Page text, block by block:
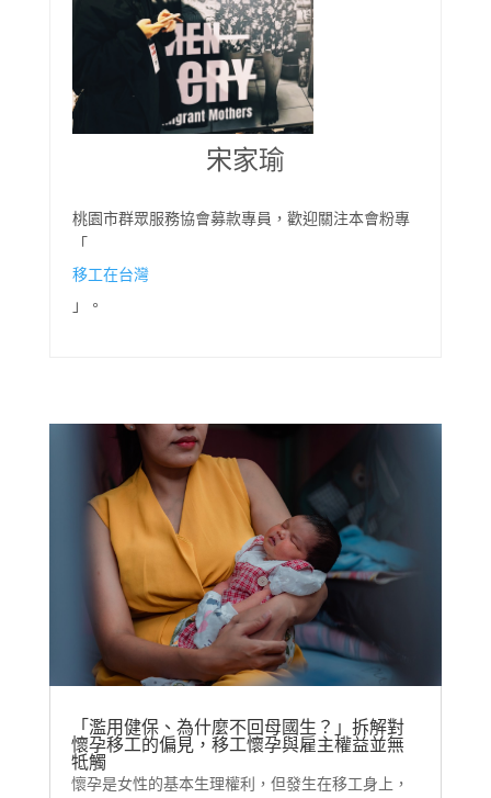
宋家瑜
桃園市群眾服務協會募款專員，歡迎關注本會粉專
「
移工在台灣
」。
「濫用健保、為什麼不回母國生？」拆解對
懷孕移工的偏見，移工懷孕與雇主權益並無
牴觸
懷孕是女性的基本生理權利，但發生在移工身上，